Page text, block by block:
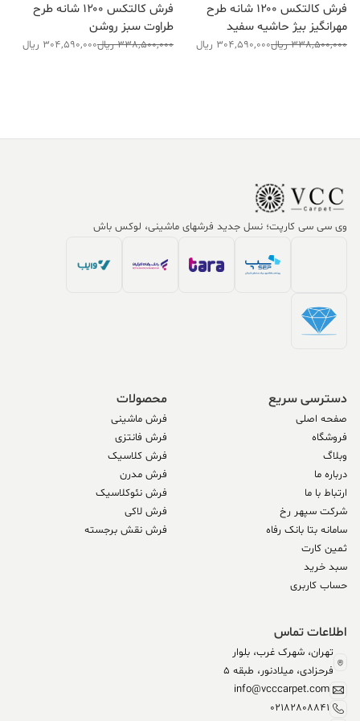
فرش کالتکس ۱۲۰۰ شانه طرح
مهرانگیز بیژ حاشیه سفید
338,500,000 ریال
قیمت
304,590,000 ریال
قیمت
فرش کالتکس ۱۲۰۰ شانه طرح
طراوت سبز روشن
338,500,000 ریال
قیمت
304,590,000 ریال
قیمت
وی سی سی کارپت؛ نسل جدید فرشهای ماشینی، لوکس باش
دسترسی سریع
صفحه اصلی
فروشگاه
وبلاگ
درباره ما
ارتباط با ما
شرکت سپهر رخ
سامانه بتا بانک رفاه
ثمین کارت
سبد خرید
حساب کاربری
محصولات
فرش ماشینی
فرش فانتزی
فرش کلاسیک
فرش مدرن
فرش نئوکلاسیک
فرش لاکی
فرش نقش برجسته
اطلاعات تماس
تهران، شهرک غرب، بلوار
فرحزادی، میلادنور، طبقه 5
info@vcccarpet.com
02182808841